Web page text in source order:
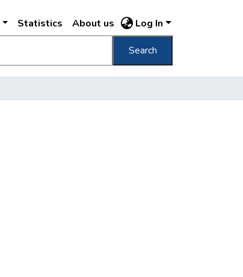
Statistics About us Log In
Search